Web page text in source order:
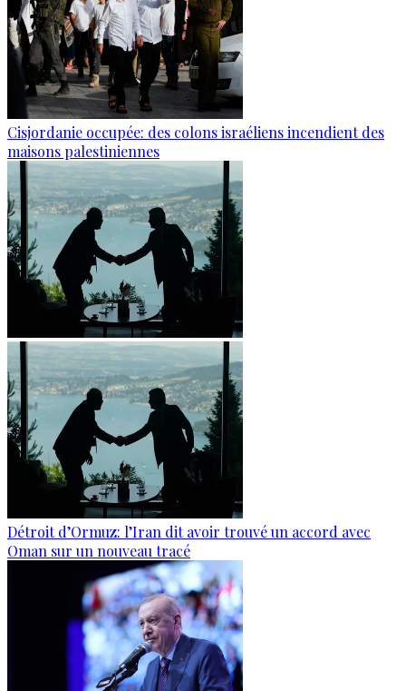
Cisjordanie occupée: des colons israéliens incendient des
maisons palestiniennes
Détroit d’Ormuz: l’Iran dit avoir trouvé un accord avec
Oman sur un nouveau tracé